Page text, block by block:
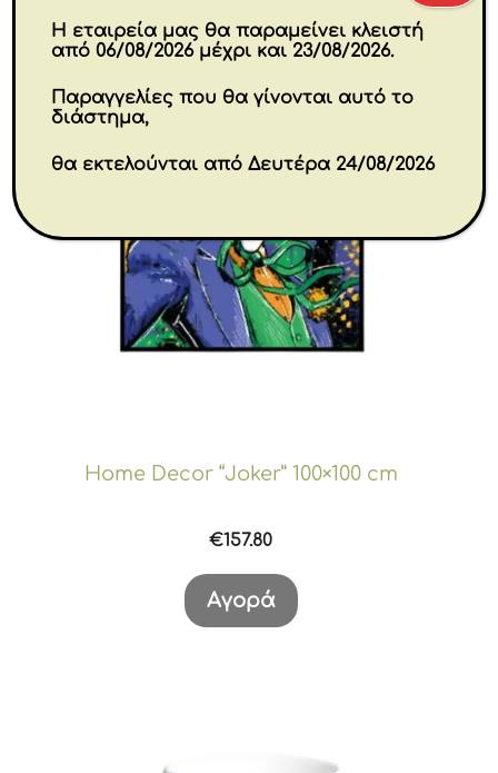
Home Decor “Joker” 100×100 cm
€157.80
Αγορά
Η εταιρεία μας θα παραμείνει κλειστή
από 06/08/2026 μέχρι και 23/08/2026.
Παραγγελίες που θα γίνονται αυτό το
διάστημα,
θα εκτελούνται από Δευτέρα 24/08/2026